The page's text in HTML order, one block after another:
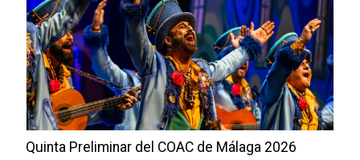
Quinta Preliminar del COAC de Málaga 2026